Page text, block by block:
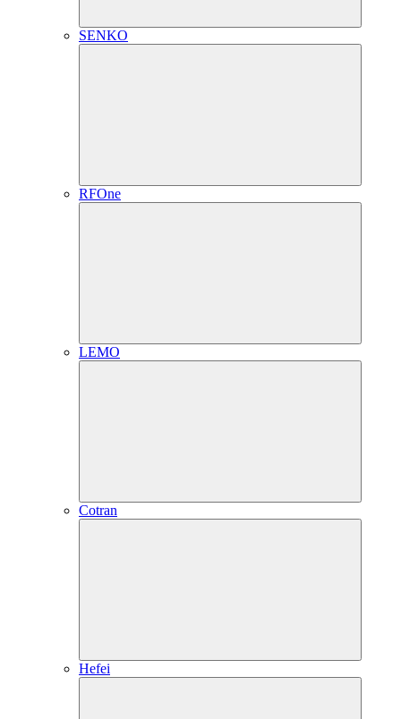
SENKO
RFOne
LEMO
Cotran
Hefei